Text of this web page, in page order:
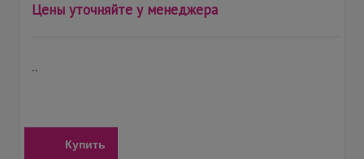
Цены уточняйте у менеджера
..
Купить